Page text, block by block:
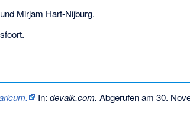
und Mirjam Hart-Nijburg.
In: devalk.com. Abgerufen am 30.